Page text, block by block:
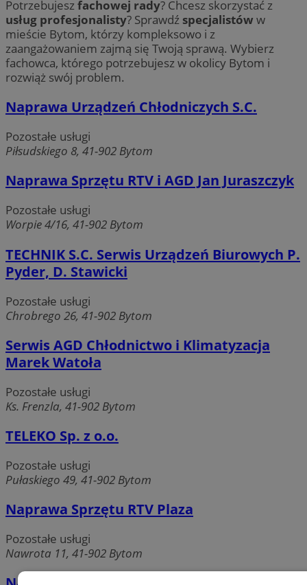
Potrzebujeszfachowej rady? Chcesz skorzystać z
usług profesjonalisty? Sprawdź specjalistów w
mieście Bytom, którzy kompleksowo i z
zaangażowaniem zajmą się Twoją sprawą. Wybierz
fachowca, którego potrzebujesz w okolicy Bytom i
rozwiąż swój problem.
Naprawa Urządzeń Chłodniczych S.C.
Pozostałe usługi
Piłsudskiego 8, 41-902 Bytom
Naprawa Sprzętu RTV i AGD Jan Juraszczyk
Pozostałe usługi
Worpie 4/16, 41-902 Bytom
TECHNIK S.C. Serwis Urządzeń Biurowych P.
Pyder, D. Stawicki
Pozostałe usługi
Chrobrego 26, 41-902 Bytom
Serwis AGD Chłodnictwo i Klimatyzacja
Marek Watoła
Pozostałe usługi
Ks. Frenzla, 41-902 Bytom
TELEKO Sp. z o.o.
Pozostałe usługi
Pułaskiego 49, 41-902 Bytom
Naprawa Sprzętu RTV Plaza
Pozostałe usługi
Nawrota 11, 41-902 Bytom